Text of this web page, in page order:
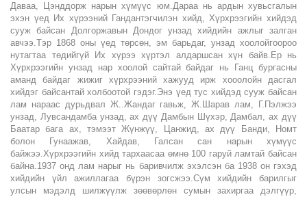
Даваа, Цэнддорж нарын хүмүүс юм.Дараа нь ардын хувьсгалын
эхэн үед Их хүрээний Гандантэгчилэн хийд, Хүрхрээгийн хийдэд
сууж байсан Долгоржавын Дондог унзад хийдийн ажлыг залган
авчээ.Тэр 1868 оны үед төрсөн, эм барьдаг, унзад хоолойгоороо
нутагтаа төдийгүй Их хүрээ хүртэл алдаршсан хүн байв.Ер нь
Хүрхрээгийн унзад нар хоолой сайтай байдаг нь Ганц бургасны
аманд байдаг жижиг хүрхрээний хажууд ирж хооолойн дасгал
хийдэг байсантай холбоотой гэдэг.Энэ үед тус хийдэд сууж байсан
лам нараас дурьдвал Ж..Жандаг гавьж, Ж.Шарав лам, Г.Пэлжээ
унзад, Лувсандамба унзад, ах дүү Дамбын Шүхэр, Дамбал, ах дүү
Баатар бага ах, тэмээт Жүнжүү, Цанжид, ах дүү Банди, Номт
болон Гунаажав, Хайдав, Галсан сан нарын хүмүүс
байжээ.Хүрхрээгийн хийд тархаасаа өмнө 100 гаруй ламтай байсан
байна.1937 онд лам нарыг нь баривчилж эхэлсэн ба 1938 он гэхэд
хийдийн үйл ажиллагаа бүрэн зогсжээ.Сүм хийдийн барилгыг
улсын мэдэлд шилжүүлж зөөвөрлөн сумын захиргаа дэлгүүр,